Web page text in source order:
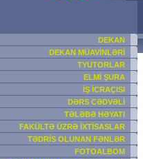
DEKAN
DEKAN MÜAVİNLƏRİ
TYUTORLAR
ELMİ ŞURA
İŞ İCRAÇISI
DƏRS CƏDVƏLİ
TƏLƏBƏ HƏYATI
FAKÜLTƏ ÜZRƏ İXTİSASLAR
TƏDRİS OLUNAN FƏNLƏR
FOTOALBOM